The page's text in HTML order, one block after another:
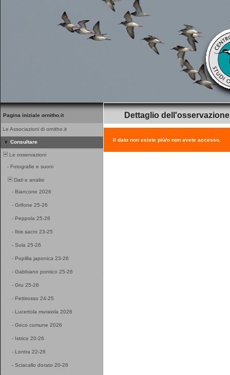
Pagina iniziale ornitho.it
Le Associazioni di ornitho.it
Consultare
Le osservazioni
- Fotografie e suoni
Dati e analisi
- Biancone 2026
- Grifone 25-26
- Peppola 25-26
- Ibis sacro 23-25
- Sula 25-26
- Popillia japonica 23-26
- Gabbiano pontico 25-26
- Gru 25-26
- Pettirosso 24-25
- Lucertola muraiola 2026
- Geco comune 2026
- Istrice 20-26
- Lontra 22-26
- Sciacallo dorato 20-26
Dettaglio dell'osservazione
Il dato non esiste più/o non avete accesso.